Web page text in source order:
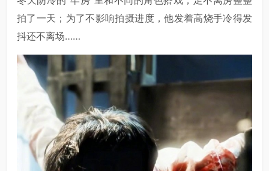
拍了一天；为了不影响拍摄进度，他发着高烧手冷得发
抖还不离场……